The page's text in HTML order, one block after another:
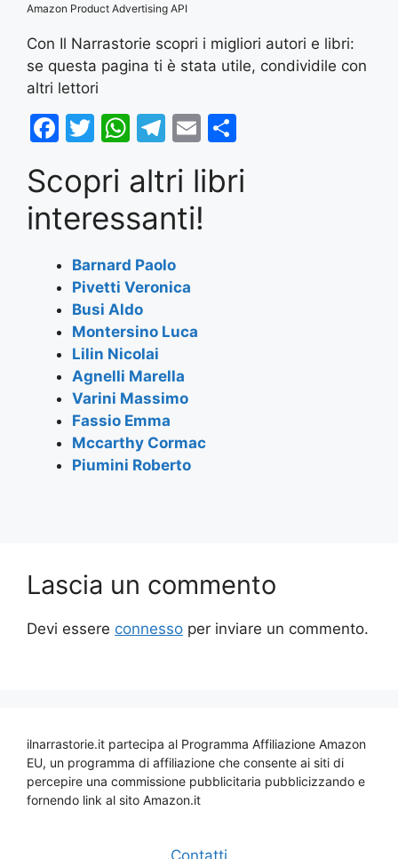
Amazon Product Advertising API
Con Il Narrastorie scopri i migliori autori e libri:
se questa pagina ti è stata utile, condividile con
altri lettori
F
c
e
b
o
o
k
T
itt
er
W
at
s
A
p
p
T
e
gr
a
m
E
ai
l
ar
Scopri altri libri
interessanti!
Barnard Paolo
Pivetti Veronica
Busi Aldo
Montersino Luca
Lilin Nicolai
Agnelli Marella
Varini Massimo
Fassio Emma
Mccarthy Cormac
Piumini Roberto
Lascia un commento
Devi essere connesso per inviare un commento.
ilnarrastorie.it partecipa al Programma Affiliazione Amazon
EU, un programma di affiliazione che consente ai siti di
percepire una commissione pubblicitaria pubblicizzando e
fornendo link al sito Amazon.it
Contatti